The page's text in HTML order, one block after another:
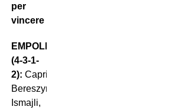
per
vincere
EMPOLI
(4-3-1-
2): Caprile;
Bereszynski,
Ismajli,